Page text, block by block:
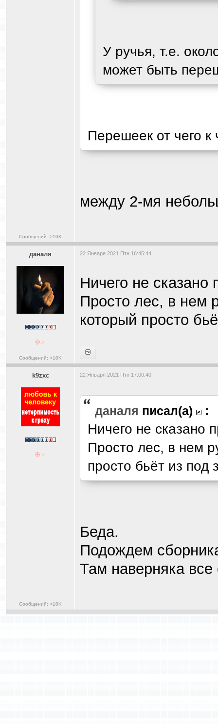
Сообщений: >10K
У ручья, т.е.
может быть
Перешеек от чего к
между 2-мя
даналя
Сообщений: >10K
22 Января 2021 Птн 16:45:44
Ничего не сказано
Просто лес, в нем
который просто
k9zxc
Сообщений: >10K
22 Января 2021 Птн 17:00:40
даналя писал(а) :
Ничего не сказано
Просто лес, в нем
просто бьёт из под
Беда.
Подождем
Там наверняка все